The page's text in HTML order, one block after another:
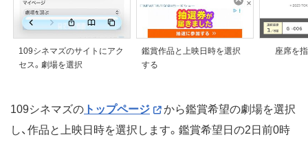
109シネマズのサイトにアク
セス。劇場を選択
鑑賞作品と上映日時を選択
する
座席を
109シネマズの トップページ
から鑑賞希望の劇場を選択
し、作品と上映日時を選択します。鑑賞希望日の2日前0時